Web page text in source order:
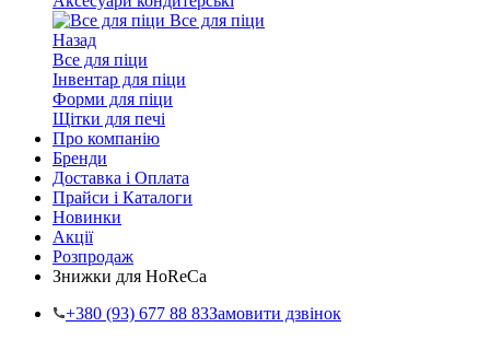
Все для піци
Назад
Все для піци
Інвентар для піци
Форми для піци
Щітки для печі
Про компанію
Бренди
Доставка і Оплата
Прайси і Каталоги
Новинки
Акції
Розпродаж
Знижки для HoReCa
+38‎0 (93) 677 88 83Замовити дзвінок